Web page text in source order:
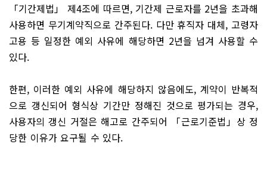
「기간제법」 제4조에 따르면, 기간제 근로자를 2년을 초과해
사용하면 무기계약직으로 간주된다. 다만 휴직자 대체, 고령자
고용 등 일정한 예외 사유에 해당하면 2년을 넘겨 사용할 수
있다.
한편, 이러한 예외 사유에 해당하지 않음에도, 계약이 반복적
으로 갱신되어 형식상 기간만 정해진 것으로 평가되는 경우,
사용자의 갱신 거절은 해고로 간주되어 「근로기준법」상 정
당한 이유가 요구될 수 있다.